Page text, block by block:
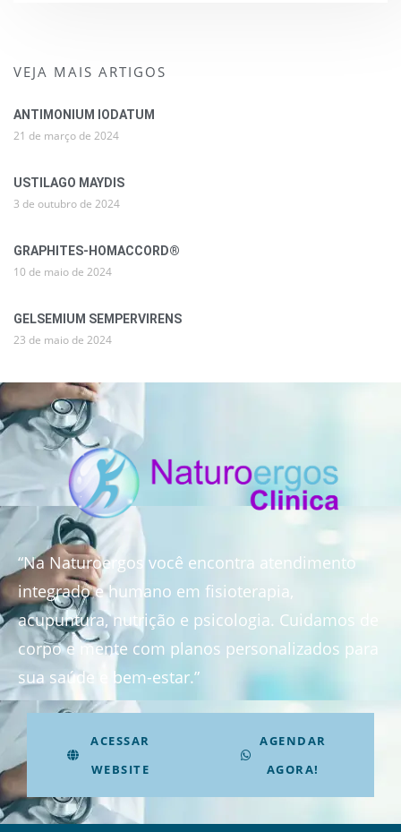
VEJA MAIS ARTIGOS
ANTIMONIUM IODATUM
21 de março de 2024
USTILAGO MAYDIS
3 de outubro de 2024
GRAPHITES-HOMACCORD®
10 de maio de 2024
GELSEMIUM SEMPERVIRENS
23 de maio de 2024
“Na Naturoergos você encontra atendimento
integrado e humano em fisioterapia,
acupuntura, nutrição e psicologia. Cuidamos de
corpo e mente com planos personalizados para
sua saúde e bem-estar.”
ACESSAR
WEBSITE
AGENDAR
AGORA!